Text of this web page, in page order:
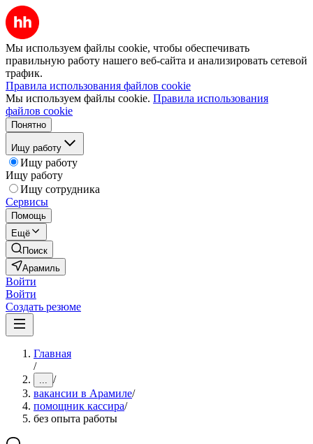
Мы используем файлы cookie, чтобы обеспечивать
правильную работу нашего веб-сайта и анализировать сетевой
трафик.
Правила использования файлов cookie
Мы используем файлы cookie. Правила использования
файлов cookie
Понятно
Ищу работу
Ищу работу
Ищу работу
Ищу сотрудника
Сервисы
Помощь
Ещё
Поиск
Арамиль
Войти
Войти
Создать резюме
Главная
/
... /
вакансии в Арамиле/
помощник кассира/
без опыта работы